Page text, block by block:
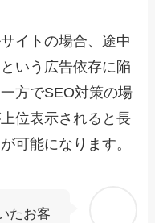
イトの場合、途中
いう広告依存に陥
方でSEO対策の場
位表示されると長
可能になります。
たお客